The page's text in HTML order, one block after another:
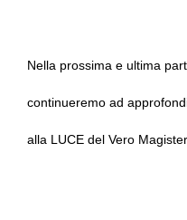
Nella prossima e ultima
continueremo ad
alla LUCE del Vero